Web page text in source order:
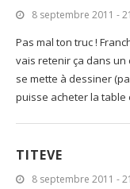
8 septembre 2011 -
Pas mal ton truc !
vais retenir ça dans
se mette à dessiner
puisse acheter la table
TITEVE
8 septembre 2011 -